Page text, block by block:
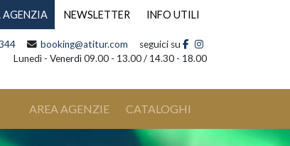
AGENZIA NEWSLETTER INFO UTILI
booking@atitur.com
seguici su
Lunedì - Venerdì 09.00 - 13.00 / 14.30 - 18.00
AREA AGENZIE CATALOGHI